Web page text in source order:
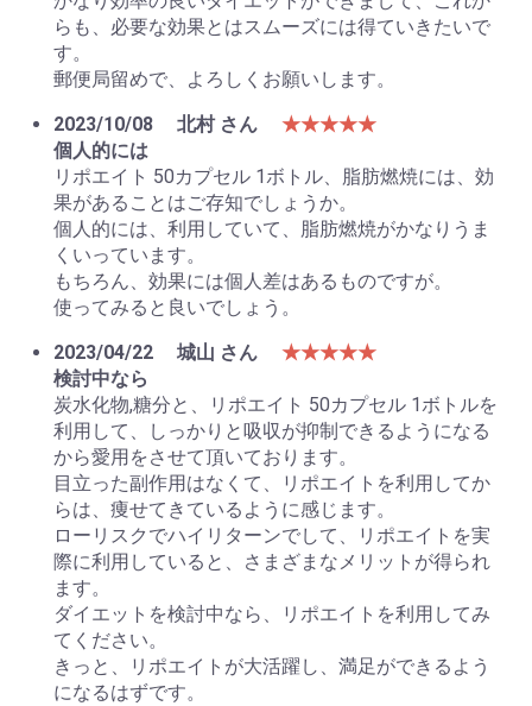
らも、必要な効果とはスムーズには得ていきたいで
す。
郵便局留めで、よろしくお願いします。
2023/10/08
北村 さん
★★★★★
個人的には
リポエイト 50カプセル 1ボトル、脂肪燃焼には、効
果があることはご存知でしょうか。
個人的には、利用していて、脂肪燃焼がかなりうま
くいっています。
もちろん、効果には個人差はあるものですが。
使ってみると良いでしょう。
2023/04/22
城山 さん
★★★★★
検討中なら
炭水化物,糖分と、リポエイト 50カプセル 1ボトルを
利用して、しっかりと吸収が抑制できるようになる
から愛用をさせて頂いております。
目立った副作用はなくて、リポエイトを利用してか
らは、痩せてきているように感じます。
ローリスクでハイリターンでして、リポエイトを実
際に利用していると、さまざまなメリットが得られ
ます。
ダイエットを検討中なら、リポエイトを利用してみ
てください。
きっと、リポエイトが大活躍し、満足ができるよう
になるはずです。